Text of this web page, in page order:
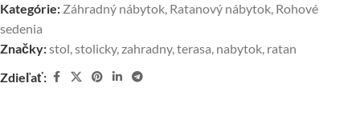
Kategórie: Záhradný nábytok, Ratanový nábytok, Rohové
sedenia
Značky:stol,stolicky,zahradny,terasa, nabytok, ratan
Zdieľať: